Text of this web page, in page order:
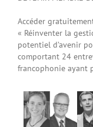
Accéder
« Réinventer la
potentiel d’avenir
comportant 24
francophonie ayant